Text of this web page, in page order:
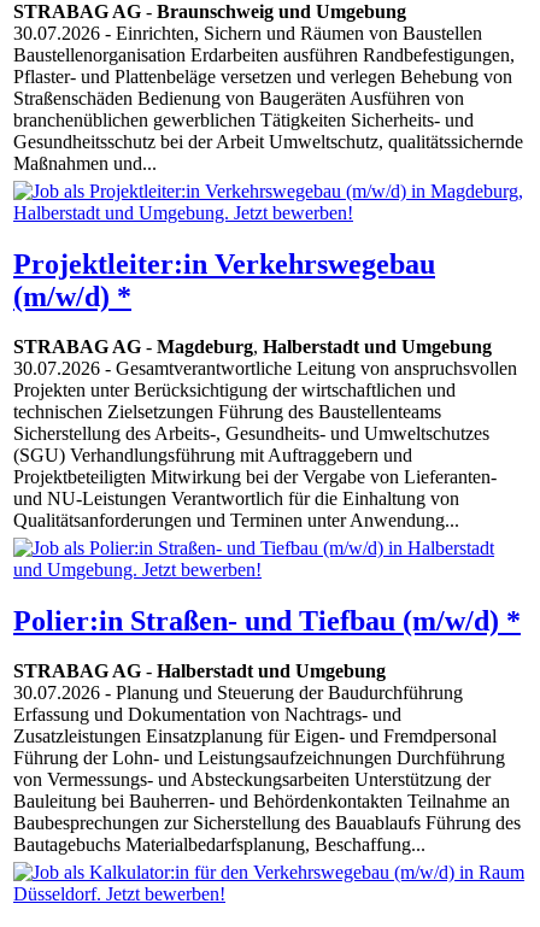
STRABAG AG - Braunschweig und Umgebung
30.07.2026 - Einrichten, Sichern und Räumen von Baustellen
Baustellenorganisation Erdarbeiten ausführen Randbefestigungen,
Pflaster- und Plattenbeläge versetzen und verlegen Behebung von
Straßenschäden Bedienung von Baugeräten Ausführen von
branchenüblichen gewerblichen Tätigkeiten Sicherheits- und
Gesundheitsschutz bei der Arbeit Umweltschutz, qualitätssichernde
Maßnahmen und...
Projektleiter:in Verkehrswegebau
(m/w/d) *
STRABAG AG - Magdeburg, Halberstadt und Umgebung
30.07.2026 - Gesamtverantwortliche Leitung von anspruchsvollen
Projekten unter Berücksichtigung der wirtschaftlichen und
technischen Zielsetzungen Führung des Baustellenteams
Sicherstellung des Arbeits-, Gesundheits- und Umweltschutzes
(SGU) Verhandlungsführung mit Auftraggebern und
Projektbeteiligten Mitwirkung bei der Vergabe von Lieferanten-
und NU-Leistungen Verantwortlich für die Einhaltung von
Qualitätsanforderungen und Terminen unter Anwendung...
Polier:in Straßen- und Tiefbau (m/w/d) *
STRABAG AG - Halberstadt und Umgebung
30.07.2026 - Planung und Steuerung der Baudurchführung
Erfassung und Dokumentation von Nachtrags- und
Zusatzleistungen Einsatzplanung für Eigen- und Fremdpersonal
Führung der Lohn- und Leistungsaufzeichnungen Durchführung
von Vermessungs- und Absteckungsarbeiten Unterstützung der
Bauleitung bei Bauherren- und Behördenkontakten Teilnahme an
Baubesprechungen zur Sicherstellung des Bauablaufs Führung des
Bautagebuchs Materialbedarfsplanung, Beschaffung...